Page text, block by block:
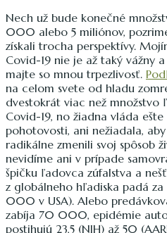
Nech už bude konečné
000 alebo 5 miliónov,
získali trocha perspektívy.
Covid-19 nie je až taký vážny
majte so mnou trpezlivosť.
na celom svete od hladu
dvestokrát viac než
Covid-19, no žiadna vláda
pohotovosti, ani nežiadala,
radikálne zmenili svoj spôsob
nevidíme ani v prípade
špičku ľadovca zúfalstva a
z globálneho hľadiska padá
000 v USA). Alebo
zabíja 70 000, epidémie
postihujú 23,5 (NIH) až 50